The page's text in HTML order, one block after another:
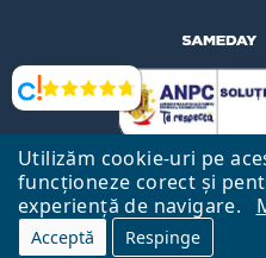
Utilizăm cookie-uri pe
funcționeze corect și
experiență de navigare.
Acceptă Respinge
Opinii